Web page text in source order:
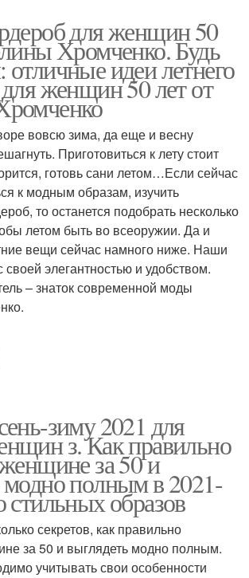
для женщин 50
Хромченко. Будь
идеи летнего
женщин 50 лет от
вовсю зима, да еще и весну
Приготовиться к лету стоит
готовь сани летом…Если сейчас
к модным образам, изучить
то останется подобрать несколько
летом быть во всеоружии. Да и
вещи сейчас намного ниже. Наши
своей элегантностью и удобством.
– знаток современной моды
зиму 2021 для
з. Как правильно
за 50 и
модно полным в 2021-
образов
секретов, как правильно
за 50 и выглядеть модно полным.
учитывать свои особенности